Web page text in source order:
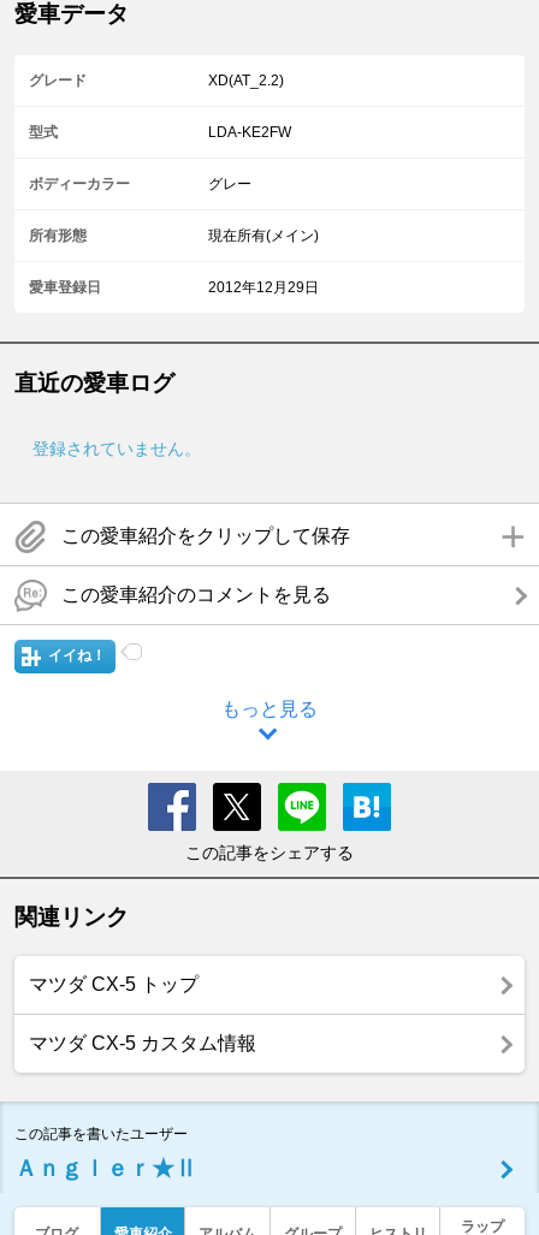
愛車データ
グレード XD(AT_2.2)
型式 LDA-KE2FW
ボディーカラー グレー
所有形態 現在所有(メイン)
愛車登録日 2012年12月29日
直近の愛車ログ
登録されていません。
この愛車紹介をクリップして保存
この愛車紹介のコメントを見る
イイね！
もっと見る
この記事をシェアする
関連リンク
マツダ CX-5 トップ
マツダ CX-5 カスタム情報
この記事を書いたユーザー
Ａｎｇｌｅｒ★Ⅱ
ラップ